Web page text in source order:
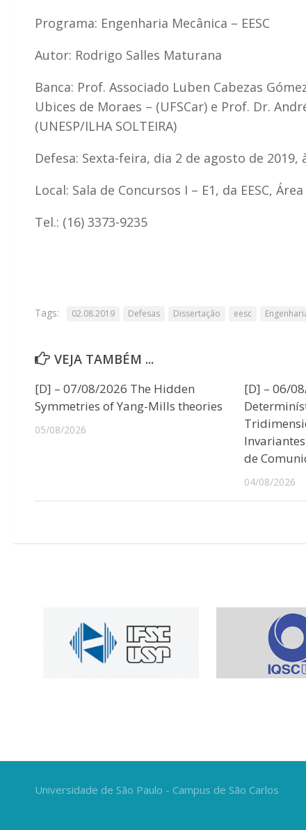
Programa: Engenharia Mecânica – EESC
Autor: Rodrigo Salles Maturana
Banca: Prof. Associado Luben Cabezas
Ubices de Moraes – (UFSCar) e Prof. Dr.
(UNESP/ILHA SOLTEIRA)
Defesa: Sexta-feira, dia 2 de agosto de 2019,
Local: Sala de Concursos I – E1, da EESC,
Tel.: (16) 3373-9235
Tags: 02.08.2019 Defesas Dissertação eesc
VEJA TAMBÉM ...
[D] – 07/08/2026 The Hidden
Symmetries of Yang-Mills theories
05/08/2026
[D] – 06/
de
04/08/2026
Universidade de São Paulo - Campus de São Carlos